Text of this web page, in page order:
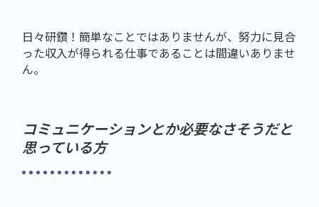
日々研鑽！簡単なことではありませんが、努力に見合
った収入が得られる仕事であることは間違いありませ
ん。
コミュニケーションとか必要なさそうだと
思っている方